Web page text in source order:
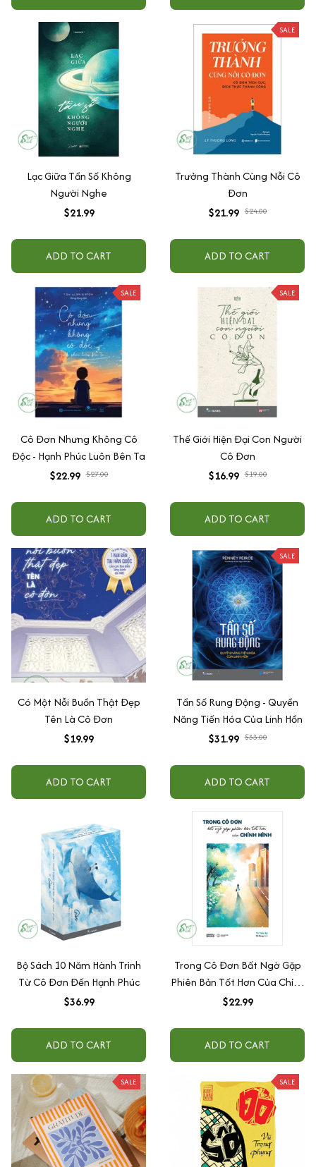
Lạc Giữa Tần Số Không
Người Nghe
$21.99
ADD TO CART
SALE
Trưởng Thành Cùng Nỗi Cô
Đơn
$21.99 $24.00
ADD TO CART
SALE
Cô Đơn Nhưng Không Cô
Độc - Hạnh Phúc Luôn Bên Ta
$22.99 $27.00
ADD TO CART
SALE
Thế Giới Hiện Đại Con Người
Cô Đơn
$16.99 $19.00
ADD TO CART
Có Một Nỗi Buồn Thật Đẹp
Tên Là Cô Đơn
$19.99
ADD TO CART
SALE
Tần Số Rung Động - Quyền
Năng Tiến Hóa Của Linh Hồn
$31.99 $33.00
ADD TO CART
Bộ Sách 10 Năm Hành Trình
Từ Cô Đơn Đến Hạnh Phúc
$36.99
ADD TO CART
Trong Cô Đơn Bất Ngờ Gặp
Phiên Bản Tốt Hơn Của Chính
Mình
$22.99
ADD TO CART
SALE SALE